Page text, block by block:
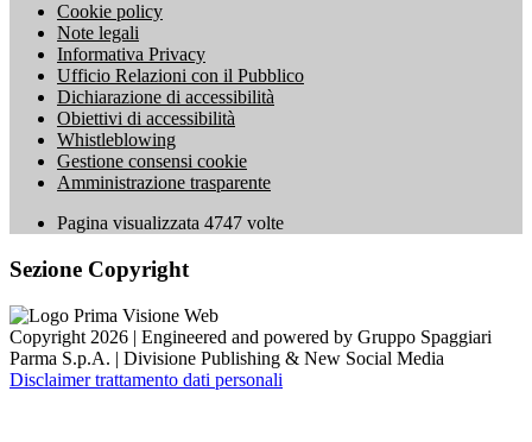
Cookie policy
Note legali
Informativa Privacy
Ufficio Relazioni con il Pubblico
Dichiarazione di accessibilità
Obiettivi di accessibilità
Whistleblowing
Gestione consensi cookie
Amministrazione trasparente
Pagina visualizzata 4747 volte
Sezione Copyright
Copyright 2026 | Engineered and powered by Gruppo Spaggiari
Parma S.p.A. | Divisione Publishing & New Social Media
Disclaimer trattamento dati personali